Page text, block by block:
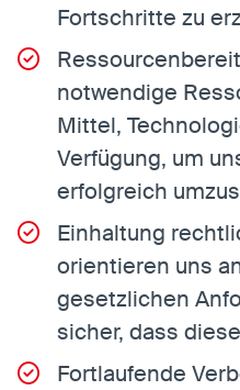
Fortschritte zu
notwendige
Mittel,
Verfügung, um
erfolgreich
Einhaltung
orientieren uns
gesetzlichen
sicher, dass
Fortlaufende